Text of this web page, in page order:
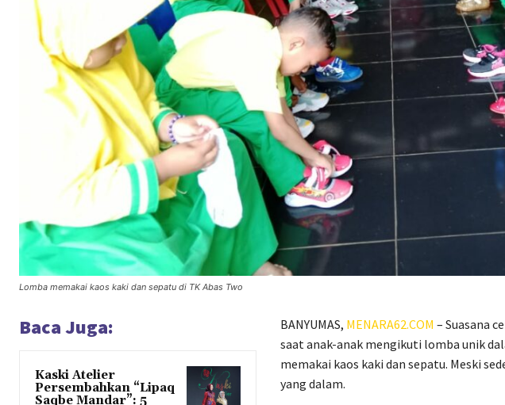
Lomba memakai kaos kaki dan sepatu di TK Abas Two
Baca Juga:
Kaski Atelier
Persembahkan “Lipaq
Saqbe Mandar”: 5
BANYUMAS, MENARA62.COM – Suasana
saat anak-anak mengikuti lomba unik
memakai kaos kaki dan sepatu. Meski
yang dalam.